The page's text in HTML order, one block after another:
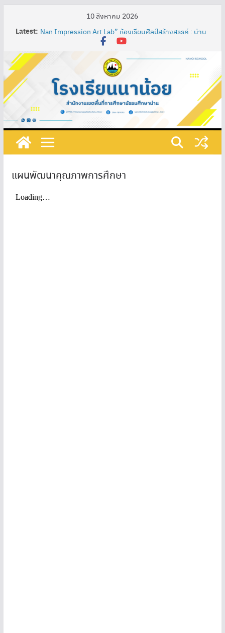
10 สิงหาคม 2026
Latest: Nan Impression Art Lab” ห้องเรียนศิลป์สร้างสรรค์ : น่าน
ในมุมมองอิมเพรสชั่นนิสต์ ผ่านกระบวนการจัดการเรียนรู้
เทคนิค SAND Model เพื่อพัฒนาความรู้ความเข้าใจในศิลปะ
ท้องถิ่น ผสมผสานกับศิลปะสากลของนักเรียนชั้น
การพัฒนาสื่อการเรียนรู้ปฏิสัมพันธ์ เรื่อง วงจรไฟฟ้าอย่าง
ง่าย โดยใช้โปรแกรม ClassPoint ร่วมกับห้องเรียนออนไลน์
และชุดอุปกรณ์ต่อวงจรไฟฟ้า รายวิชาการออกแบบและ
เทคโนโลยี ชั้นมัธยมศึกษาปีที่ 1 โรงเรียนนาน้อย
กิจกรรมวันภาษาไทยแห่งชาติและสัปดาห์ห้องสมุด ประจำปี
การศึกษา ๒๕๖๘
ที่ 219/2568 เรื่อง แต่งตั้งคณะกรรมการดําเนินงานเตรียม
รับการประเมินคุณธรรมและความโปร่งใสในการดำเนินงาน
Assessment Online : ITA Online) ประจําปีงบประมาณ
พ.ศ. 2568
แผนพัฒนาคุณภาพการศึกษา